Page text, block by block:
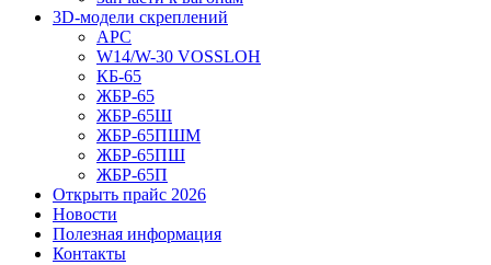
3D-модели скреплений
АРС
W14/W-30 VOSSLOH
КБ-65
ЖБР-65
ЖБР-65Ш
ЖБР-65ПШМ
ЖБР-65ПШ
ЖБР-65П
Открыть прайс 2026
Новости
Полезная информация
Контакты